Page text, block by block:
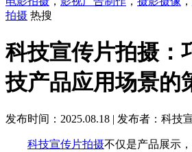
拍摄 热搜
科技宣传片拍摄：
技产品应用场景的
发布时间：2025.08.18 | 发布者：科技
科技宣传片拍摄不仅是产品展示